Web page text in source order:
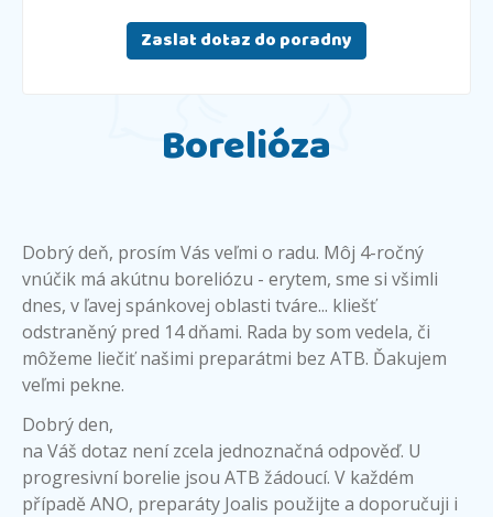
Zaslat dotaz do poradny
Borelióza
Dobrý deň, prosím Vás veľmi o radu. Môj 4-ročný
vnúčik má akútnu boreliózu - erytem, sme si všimli
dnes, v ľavej spánkovej oblasti tváre... kliešť
odstraněný pred 14 dňami. Rada by som vedela, či
môžeme liečiť našimi preparátmi bez ATB. Ďakujem
veľmi pekne.
Dobrý den,
na Váš dotaz není zcela jednoznačná odpověď. U
progresivní borelie jsou ATB žádoucí. V každém
případě ANO, preparáty Joalis použijte a doporučuji i